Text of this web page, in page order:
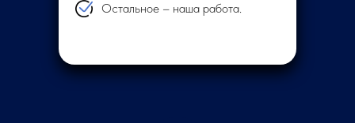
Остальное – наша работа.